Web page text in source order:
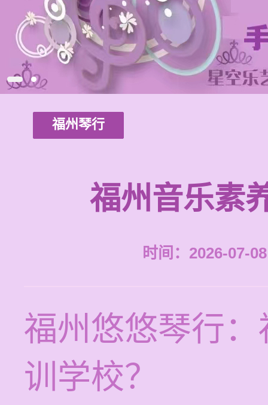
福州琴行
福州音乐素
时间：2026-07-
福州悠悠琴行
训学校？